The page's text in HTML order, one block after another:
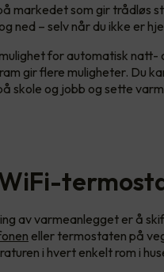
markedet som gir trådløs
ned – selv når du ikke er
for automatisk natt-
gir flere muligheter. Du
skole og jobb og sette
av varmeanlegget er å
eller termostaten på
i hvert enkelt rom i